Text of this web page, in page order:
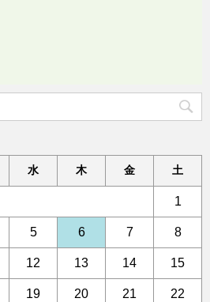
水 木 金 土
1
5 6 7 8
12 13 14 15
19 20 21 22